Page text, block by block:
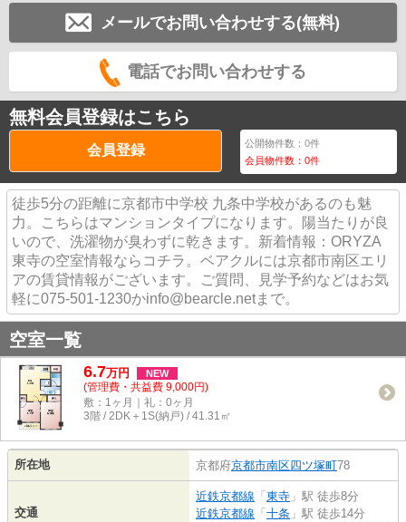
メールでお問い合わせする(無料)
電話でお問い合わせする
無料会員登録はこちら
会員登録 公開物件数：0件
会員物件数：0件
徒歩5分の距離に京都市中学校 九条中学校があるのも魅
力。こちらはマンションタイプになります。陽当たりが良
いので、洗濯物が臭わずに乾きます。新着情報：ORYZA
東寺の空室情報ならコチラ。ベアクルには京都市南区エリ
アの賃貸情報がございます。ご質問、見学予約などはお気
軽に075-501-1230かinfo@bearcle.netまで。
空室一覧
6.7万円 NEW
(管理費・共益費 9,000円)
敷：1ヶ月｜礼：0ヶ月
3階 / 2DK＋1S(納戸) / 41.31㎡
所在地 京都府京都市南区四ツ塚町78
交通
近鉄京都線 「 東寺 」駅 徒歩8分
近鉄京都線 「 十条 」駅 徒歩14分